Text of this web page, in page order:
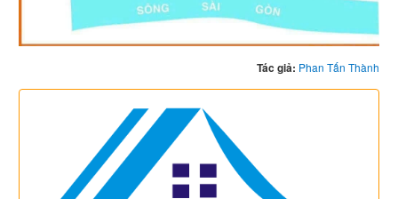
Tác giả: Phan Tấn Thành